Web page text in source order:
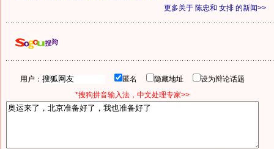
更多关于 陈忠和 女排 的新闻>>
用户： 匿名 隐藏地址
设为辩论话题
*搜狗拼音输入法，中文处理专家>>